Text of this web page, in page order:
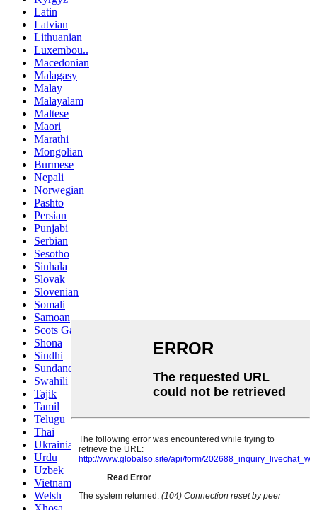
Latin
Latvian
Lithuanian
Luxembou..
Macedonian
Malagasy
Malay
Malayalam
Maltese
Maori
Marathi
Mongolian
Burmese
Nepali
Norwegian
Pashto
Persian
Punjabi
Serbian
Sesotho
Sinhala
Slovak
Slovenian
Somali
Samoan
Scots Gaelic
Shona
Sindhi
Sundanese
Swahili
Tajik
Tamil
Telugu
Thai
Ukrainian
Urdu
Uzbek
Vietnamese
Welsh